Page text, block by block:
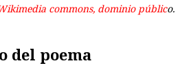
commons, dominio público.
del poema